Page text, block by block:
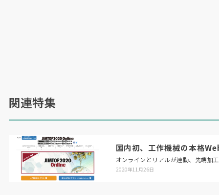
関連特集
国内初、工作機械の本格
オンラインとリアルが連動、先端加
2020年11月26日